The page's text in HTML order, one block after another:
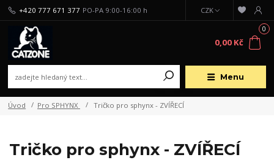
Menu
CZK
+420 777 671 377 PO-PA 9:00-16:00 h
0
0,00 Kč
Úvod Pro SPHYNX Tričko pro sphynx - ZVÍŘECÍ
Tričko pro sphynx - ZVÍŘECÍ